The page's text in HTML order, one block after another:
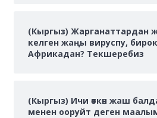
(Кыргыз) Жарганаттардан
келген жаңы вируспу,
Африкадан? Текшеребиз
(Кыргыз) Ичи өткөн жаш
менен ооруйт деген